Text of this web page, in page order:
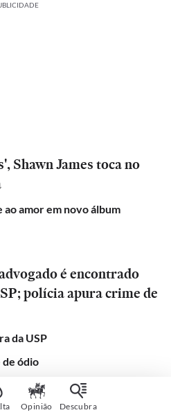
Shawn James toca no
ao amor em novo álbum
é encontrado
polícia apura crime de
da USP
de ódio
Opinião Descubra